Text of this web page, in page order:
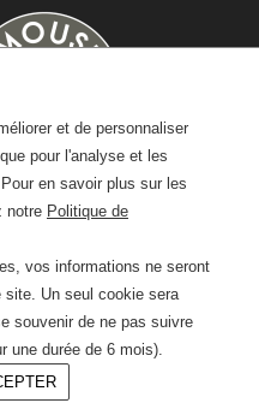
et de personnaliser
pour l'analyse et les
en savoir plus sur les
notre Politique de
vos informations ne seront
Un seul cookie sera
souvenir de ne pas suivre
une durée de 6 mois).